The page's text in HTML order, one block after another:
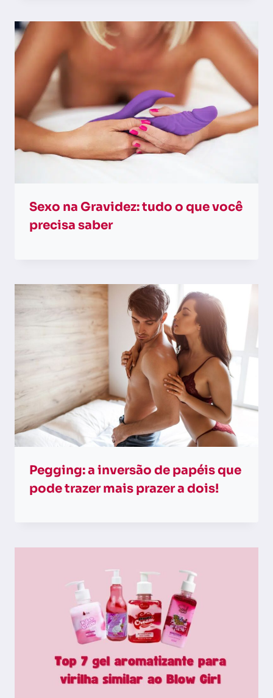
Sexo na Gravidez: tudo o que você
precisa saber
Pegging: a inversão de papéis que
pode trazer mais prazer a dois!